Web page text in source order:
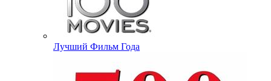
Лучший Фильм Года